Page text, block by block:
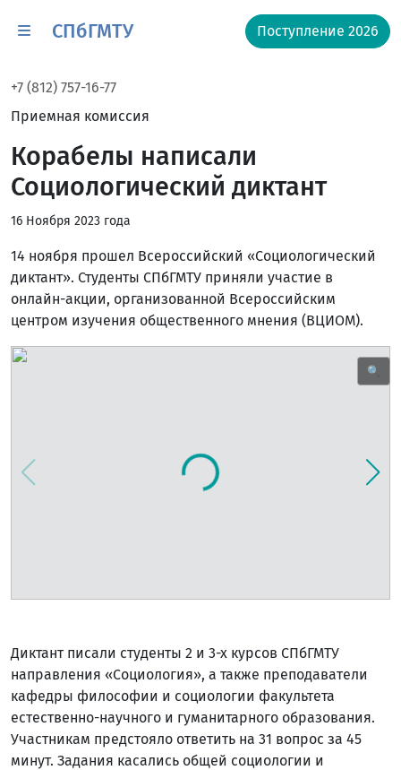
СПбГМТУ Поступление 2026
+7 (812) 757-16-77
Приемная комиссия
Корабелы написали
Социологический диктант
16 Ноября 2023 года
14 ноября прошел Всероссийский «Социологический
диктант». Студенты СПбГМТУ приняли участие в
онлайн-акции, организованной Всероссийским
центром изучения общественного мнения (ВЦИОМ).
🔍
Диктант писали студенты 2 и 3-х курсов СПбГМТУ
направления «Социология», а также преподаватели
кафедры философии и социологии факультета
естественно-научного и гуманитарного образования.
Участникам предстояло ответить на 31 вопрос за 45
минут. Задания касались общей социологии и